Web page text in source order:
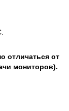
отличаться от
мониторов).